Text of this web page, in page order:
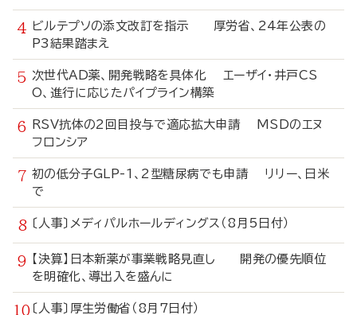
ビルテプソの添文改訂を指示 厚労省、24年公表の
P3結果踏まえ
次世代AD薬、開発戦略を具体化 エーザイ・井戸CS
O、進行に応じたパイプライン構築
RSV抗体の2回目投与で適応拡大申請 MSDのエヌ
フロンシア
初の低分子GLP-1、2型糖尿病でも申請 リリー、日米
で
〔人事〕メディパルホールディングス（8月5日付）
【決算】日本新薬が事業戦略見直し 開発の優先順位
を明確化、導出入を盛んに
〔人事〕厚生労働省（8月7日付）